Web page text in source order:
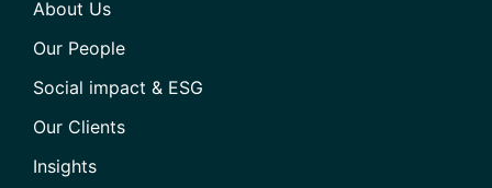
About Us
Our People
Social impact & ESG
Our Clients
Insights